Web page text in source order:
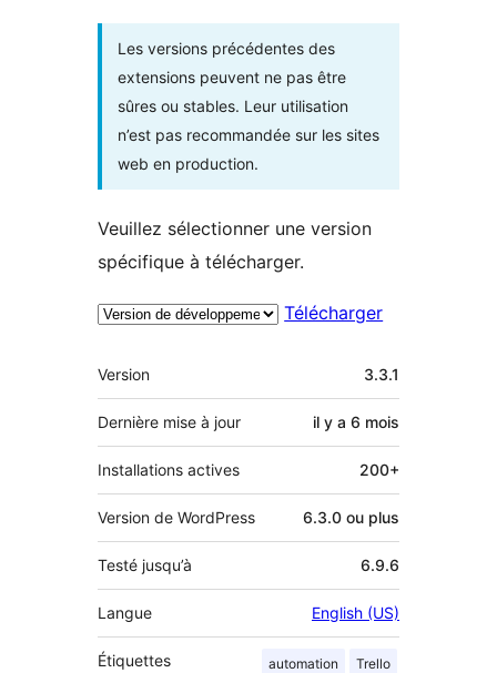
Les versions précédentes des
extensions peuvent ne pas être
sûres ou stables. Leur utilisation
n’est pas recommandée sur les sites
web en production.
Veuillez sélectionner une version
spécifique à télécharger.
Télécharger
Méta
Version 3.3.1
Dernière mise à jour il y a 6 mois
Installations actives 200+
Version de WordPress 6.3.0 ou plus
Testé jusqu’à 6.9.6
Langue English (US)
Étiquettes automation Trello